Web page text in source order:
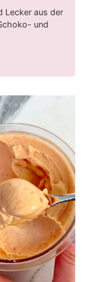
Lecker aus der
und